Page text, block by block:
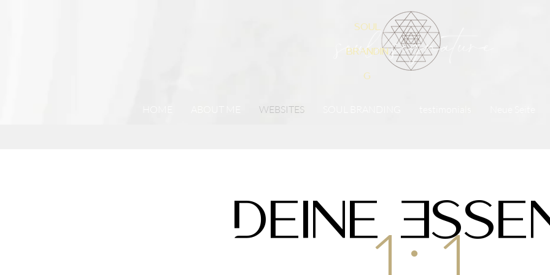
soul signature
soul
brandin
g
WEBSITES
Deine1: 1